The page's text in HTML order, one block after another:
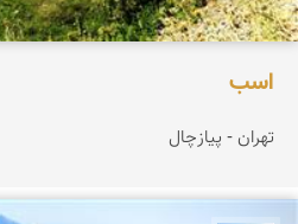
اسب
تهران - پیازچال